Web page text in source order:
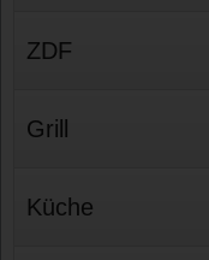
ZDF
Grill
Küche